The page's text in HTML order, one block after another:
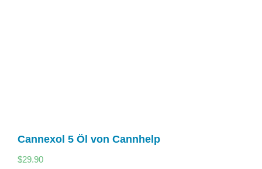
Cannexol 5 Öl von Cannhelp
$29.90